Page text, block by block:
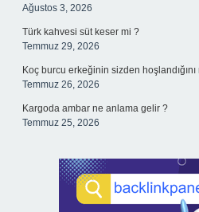
Ağustos 3, 2026
Türk kahvesi süt keser mi ?
Temmuz 29, 2026
Koç burcu erkeğinin sizden hoşlandığını
Temmuz 26, 2026
Kargoda ambar ne anlama gelir ?
Temmuz 25, 2026